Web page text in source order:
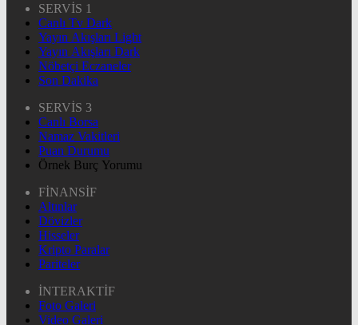
SERVİS 1
Canlı Tv Dark
Yayın Akışları Light
Yayın Akışları Dark
Nöbetçi Eczaneler
Son Dakika
SERVİS 3
Canlı Borsa
Namaz Vakitleri
Puan Durumu
Örnek Burç Yorumu
FİNANSİF
Altınlar
Dövizler
Hisseler
Kripto Paralar
Pariteler
İNTERAKTİF
Foto Galeri
Video Galeri